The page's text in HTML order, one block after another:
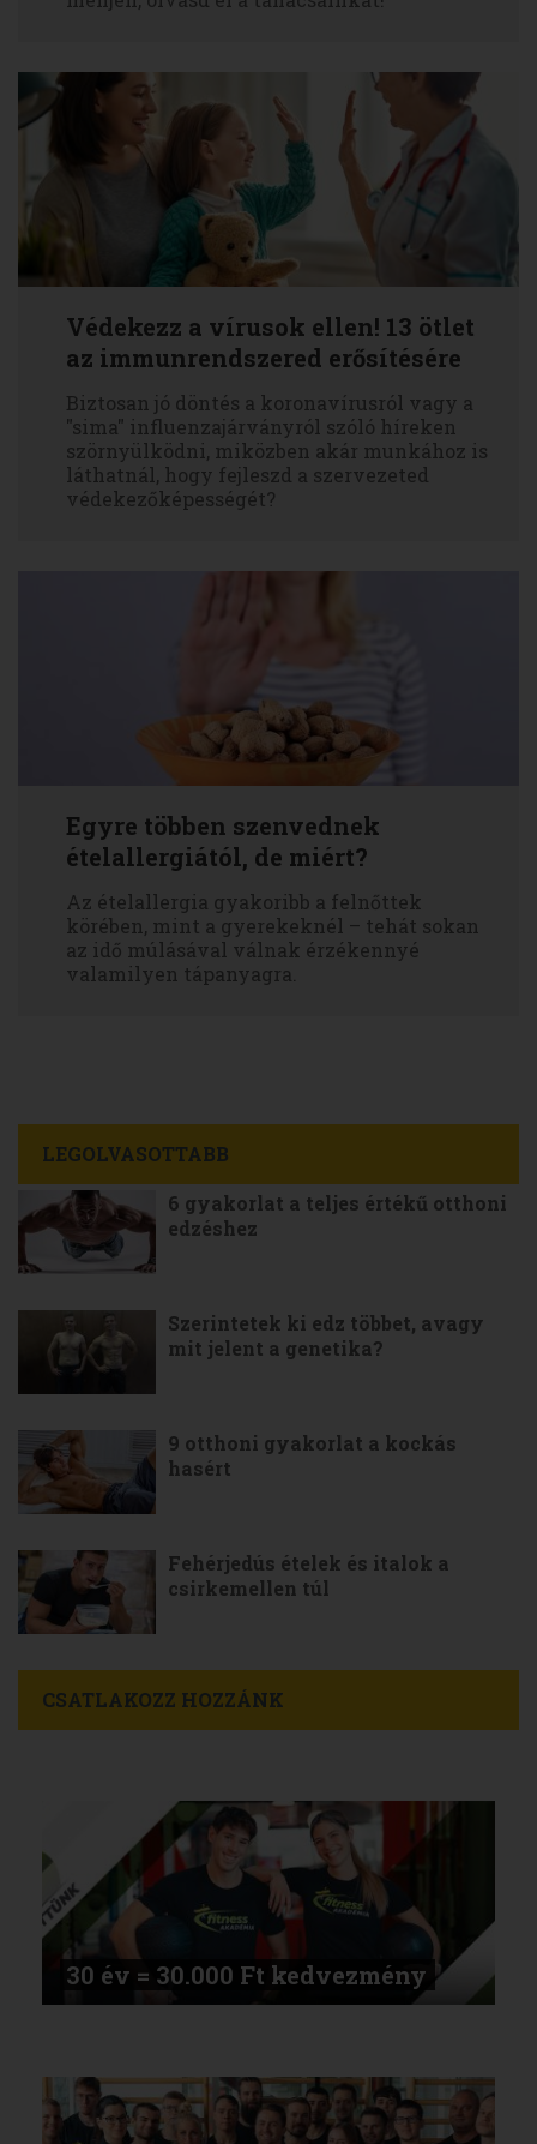
Védekezz a vírusok ellen! 13 ötlet
az immunrendszered erősítésére
Biztosan jó döntés a koronavírusról vagy a
"sima" influenzajárványról szóló híreken
szörnyülködni, miközben akár munkához is
láthatnál, hogy fejleszd a szervezeted
védekezőképességét?
Egyre többen szenvednek
ételallergiától, de miért?
Az ételallergia gyakoribb a felnőttek
körében, mint a gyerekeknél – tehát sokan
az idő múlásával válnak érzékennyé
valamilyen tápanyagra.
LEGOLVASOTTABB
6 gyakorlat a teljes értékű otthoni
edzéshez
Szerintetek ki edz többet, avagy
mit jelent a genetika?
9 otthoni gyakorlat a kockás
hasért
Fehérjedús ételek és italok a
csirkemellen túl
CSATLAKOZZ HOZZÁNK
30 év = 30.000 Ft kedvezmény